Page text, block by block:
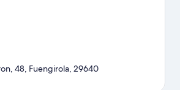
48, Fuengirola, 29640